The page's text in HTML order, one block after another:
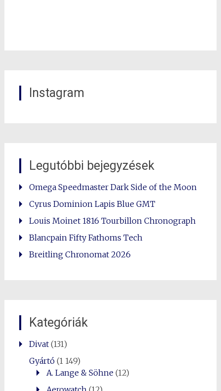
Instagram
Legutóbbi bejegyzések
Omega Speedmaster Dark Side of the Moon
Cyrus Dominion Lapis Blue GMT
Louis Moinet 1816 Tourbillon Chronograph
Blancpain Fifty Fathoms Tech
Breitling Chronomat 2026
Kategóriák
Divat(131)
Gyártó(1 149)
A. Lange & Söhne(12)